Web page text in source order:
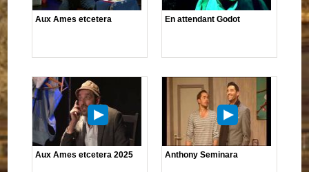
Aux Ames etcetera En attendant Godot
Aux Ames etcetera 2025 Anthony Seminara